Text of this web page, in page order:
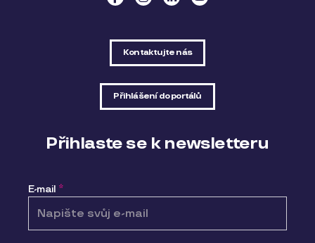
Kontaktujte nás
Přihlášení do portálů
Přihlaste se k newsletteru
E-mail *